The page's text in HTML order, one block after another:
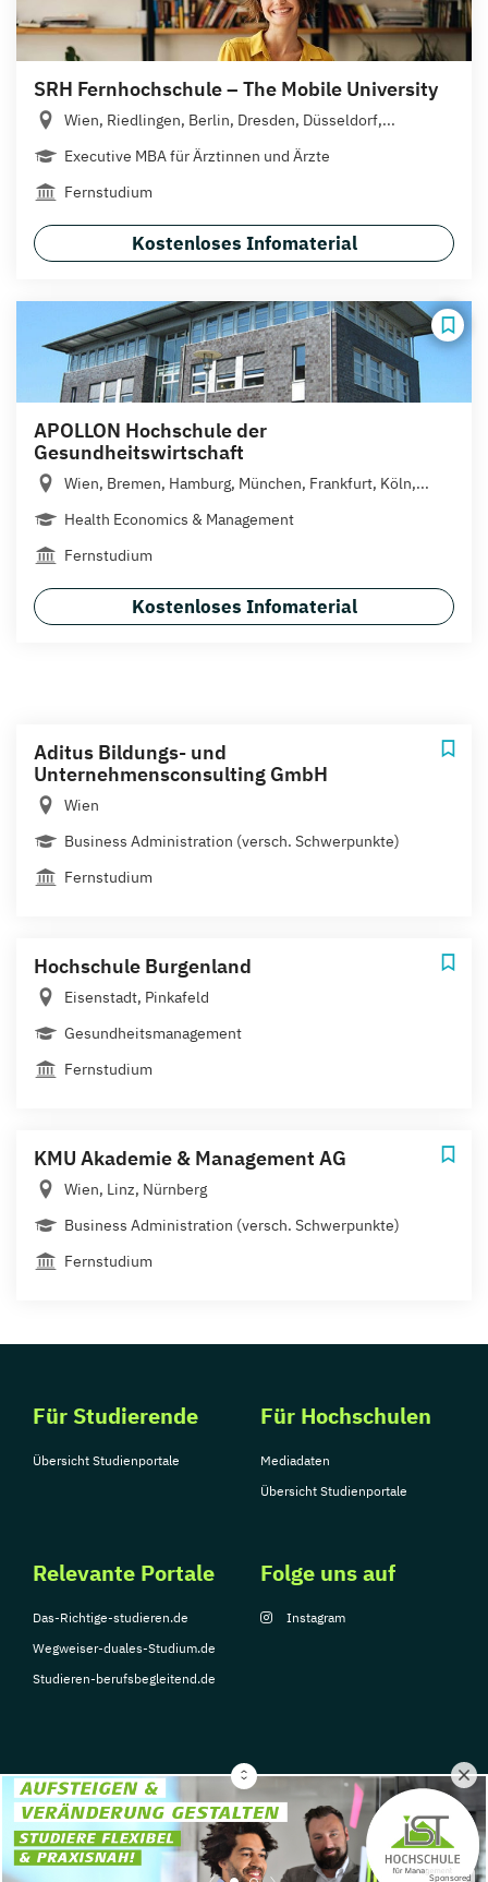
Sponsored
SRH Fernhochschule – The Mobile University
Wien, Riedlingen, Berlin, Dresden, Düsseldorf,...
Executive MBA für Ärztinnen und Ärzte
Fernstudium
Kostenloses Infomaterial
APOLLON Hochschule der
Gesundheitswirtschaft
Wien, Bremen, Hamburg, München, Frankfurt, Köln,...
Health Economics & Management
Fernstudium
Kostenloses Infomaterial
Aditus Bildungs- und
Unternehmensconsulting GmbH
Wien
Business Administration (versch. Schwerpunkte)
Fernstudium
Hochschule Burgenland
Eisenstadt, Pinkafeld
Gesundheitsmanagement
Fernstudium
KMU Akademie & Management AG
Wien, Linz, Nürnberg
Business Administration (versch. Schwerpunkte)
Fernstudium
Für Studierende
Übersicht Studienportale
Für Hochschulen
Mediadaten
Übersicht Studienportale
Relevante Portale
Das-Richtige-studieren.de
Wegweiser-duales-Studium.de
Studieren-berufsbegleitend.de
Folge uns auf
Instagram
© Copyright 2026, TarGroup Media GmbH
Impressum
Datenschutzerklärung Nutzungsbedingungen